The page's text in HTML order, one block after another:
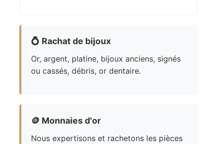
💍 Rachat de bijoux
Or, argent, platine, bijoux anciens, signés
ou cassés, débris, or dentaire.
🪙 Monnaies d'or
Nous expertisons et rachetons les pièces